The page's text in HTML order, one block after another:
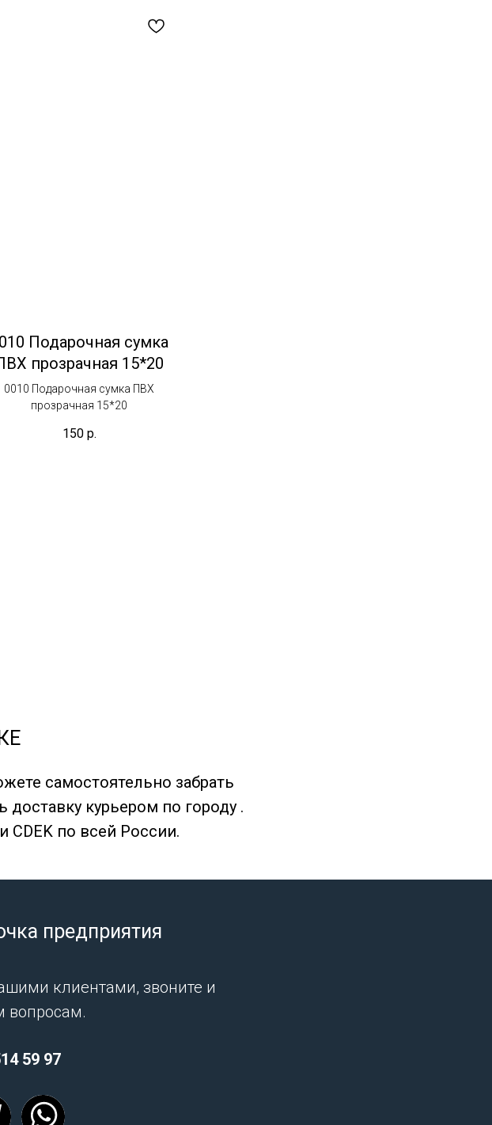
Подарочная сумка
прозрачная 15*20
0010 Подарочная сумка ПВХ
прозрачная 15*20
150 р.
самостоятельно забрать
доставку курьером по городу .
CDEK по всей России.
клиентами, звоните и
предприятия
59 97